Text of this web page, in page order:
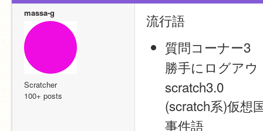
massa-g
Scratcher
100+ posts
流行語
質問コーナー3
勝手にログアウ
scratch3.0
(scratch系)仮想
事件語